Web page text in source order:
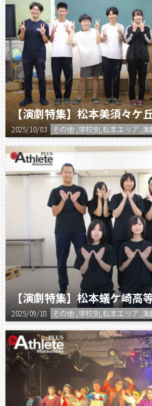
【演劇特集】松本美須々
2025/10/03 その他 ,学校別,松本エリア,
【演劇特集】松本蟻ケ崎
2025/09/18 その他 ,学校別,松本エリア,